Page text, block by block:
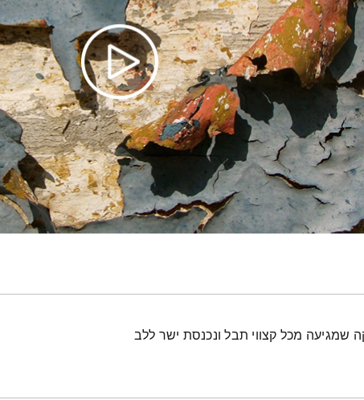
שמגיעה מכל קצווי תבל ונכנסת ישר ללב